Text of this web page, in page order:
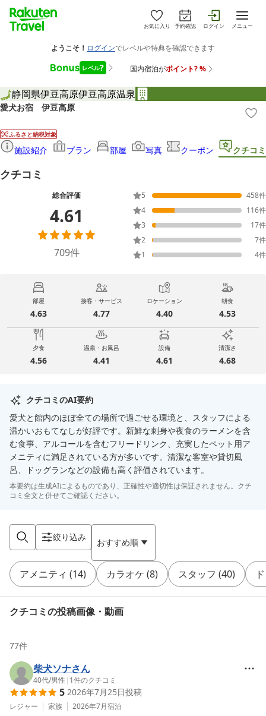
お気に入り 予約確認 ログイン メニュー
静岡県伊豆高原伊豆高原温泉
愛犬お宿 伊豆高原
ふるさと納税対象
施設紹介 プラン 部屋 写真 クーポン クチコミ
クチコミ
総合評価
4.61
709件
5 458件
4
116件
3
17件
2
7件
1
4件
部屋
4.63
接客・サービス
4.77
ロケーション
4.40
朝食
4.53
夕食
4.56
温泉・お風呂
4.41
設備
4.61
清潔さ
4.68
クチコミのAI要約
愛犬と館内のほぼ全ての場所で過ごせる環境と、スタッフによる
温かいおもてなしが好評です。新鮮な刺身や夜食のラーメンを含
む食事、アルコールを含むフリードリンク、充実したペット用ア
メニティに満足されている方が多いです。清潔な客室や貸切風
呂、ドッグランなどの設備も高く評価されています。
本要約は生成AIによるものであり、正確性や適切性は保証されません。クチ
コミ全文と併せてご確認ください。
絞り込み おすすめ順
アメニティ (14) カラオケ (8) スタッフ (40)
クチコミの投稿画像・動画
77件
柴犬ソナさん
40代/男性 | 1件のクチコミ
5 2026年7月25日投稿
レジャー 家族 2026年7月宿泊